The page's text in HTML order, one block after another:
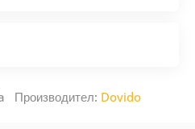
Производител: Dovido